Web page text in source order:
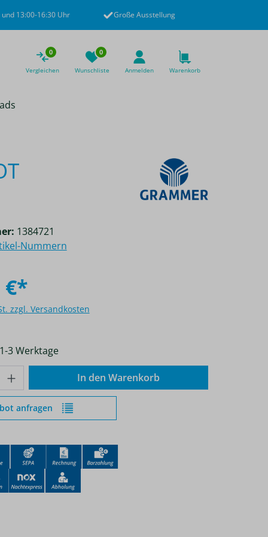
13:00-16:30 Uhr Große Ausstellung
0
Vergleichen
0
Wunschliste Anmelden Warenkorb
€*
zzgl. Versandkosten
3 Werktage
1384721
Nummern
Gib den gewünschten Wert ein
In den Warenkorb
anfragen